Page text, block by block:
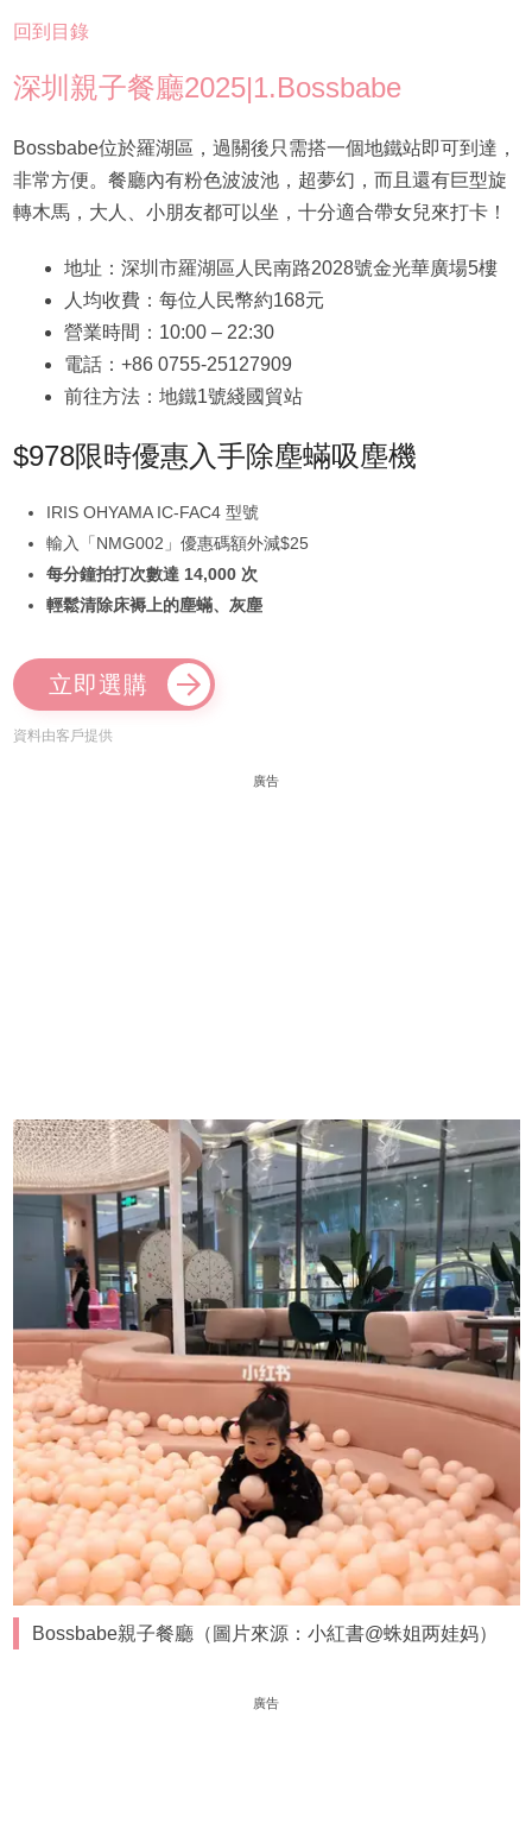
回到目錄
深圳親子餐廳2025|1.Bossbabe
Bossbabe位於羅湖區，過關後只需搭一個地鐵站即可到達，
非常方便。餐廳內有粉色波波池，超夢幻，而且還有巨型旋
轉木馬，大人、小朋友都可以坐，十分適合帶女兒來打卡！
地址：深圳市羅湖區人民南路2028號金光華廣場5樓
人均收費：每位人民幣約168元
營業時間：10:00 – 22:30
電話：+86 0755-25127909
前往方法：地鐵1號綫國貿站
$978限時優惠入手除塵蟎吸塵機
IRIS OHYAMA IC-FAC4 型號
輸入「NMG002」優惠碼額外減$25
每分鐘拍打次數達 14,000 次
輕鬆清除床褥上的塵蟎、灰塵
立即選購
資料由客戶提供
廣告
Bossbabe親子餐廳（圖片來源：小紅書@蛛姐两娃妈）
廣告